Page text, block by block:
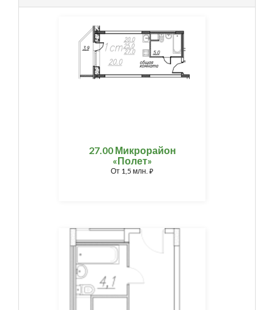
27.00 Микрорайон
«Полет»
От 1,5 млн. ⃏